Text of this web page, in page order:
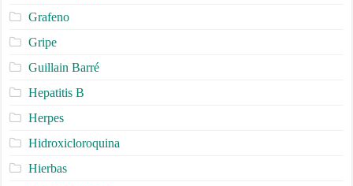
Grafeno
Gripe
Guillain Barré
Hepatitis B
Herpes
Hidroxicloroquina
Hierbas